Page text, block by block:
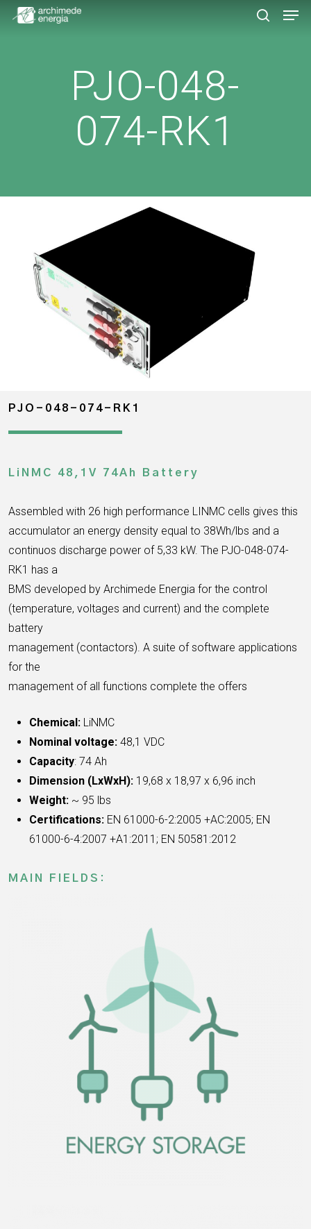
Skip
PJO-048-
074-RK1
PJO-048-074-RK1
LiNMC 48,1V 74Ah Battery
Assembled with 26 high performance LINMC cells gives this
accumulator an energy density equal to 38Wh/lbs and a
continuos discharge power of 5,33 kW. The PJO-048-074-
RK1 has a
BMS developed by Archimede Energia for the control
(temperature, voltages and current) and the complete
battery
management (contactors). A suite of software applications
for the
management of all functions complete the offers
Chemical: LiNMC
Nominal voltage:48,1 VDC
Capacity: 74 Ah
Dimension (LxWxH): 19,68 x 18,97 x 6,96 inch
Weight: ~ 95 lbs
Certifications: EN 61000-6-2:2005 +AC:2005; EN
61000-6-4:2007 +A1:2011; EN 50581:2012
MAIN FIELDS: